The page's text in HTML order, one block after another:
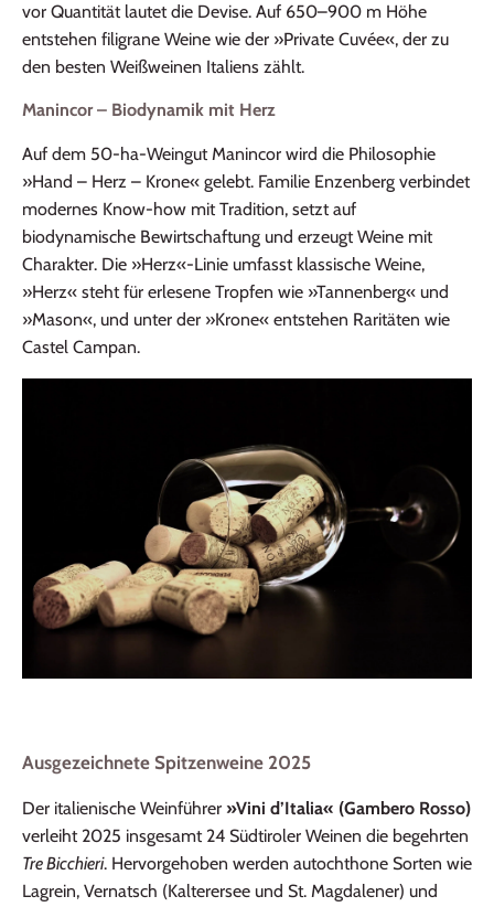
vor Quantität lautet die Devise. Auf 650–900 m Höhe
entstehen filigrane Weine wie der »Private Cuvée«, der zu
den besten Weißweinen Italiens zählt.
Manincor – Biodynamik mit Herz
Auf dem 50‑ha‑Weingut Manincor wird die Philosophie
»Hand – Herz – Krone« gelebt. Familie Enzenberg verbindet
modernes Know‑how mit Tradition, setzt auf
biodynamische Bewirtschaftung und erzeugt Weine mit
Charakter. Die »Herz«‑Linie umfasst klassische Weine,
»Herz« steht für erlesene Tropfen wie »Tannenberg« und
»Mason«, und unter der »Krone« entstehen Raritäten wie
Castel Campan.
Ausgezeichnete Spitzenweine 2025
Der italienische Weinführer »Vini d’Italia« (Gambero Rosso)
verleiht 2025 insgesamt 24 Südtiroler Weinen die begehrten
Tre Bicchieri. Hervorgehoben werden autochthone Sorten wie
Lagrein, Vernatsch (Kalterersee und St. Magdalener) und